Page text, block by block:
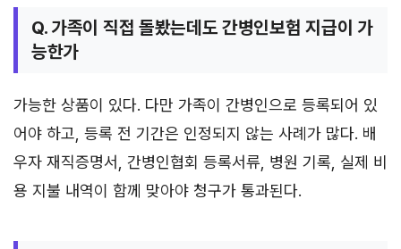
Q. 가족이 직접 돌봤는데도 간병인보험 지급이 가
능한가
가능한 상품이 있다. 다만 가족이 간병인으로 등록되어 있
어야 하고, 등록 전 기간은 인정되지 않는 사례가 많다. 배
우자 재직증명서, 간병인협회 등록서류, 병원 기록, 실제 비
용 지불 내역이 함께 맞아야 청구가 통과된다.